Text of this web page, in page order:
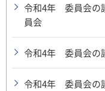
令和4年 委員会の
員会
令和4年 委員会の
令和4年 委員会の